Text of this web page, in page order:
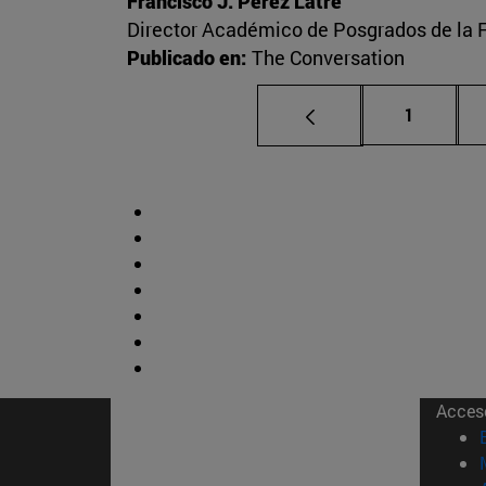
Director Académico de Posgrados de la
Publicado en: The Conversation
Página
1